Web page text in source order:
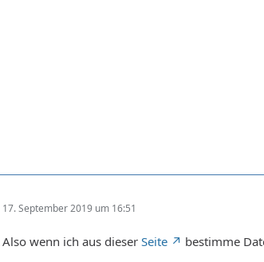
17. September 2019 um 16:51
Also wenn ich aus dieser Seite
bestimme